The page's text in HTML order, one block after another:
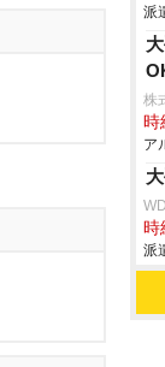
派
株
時
ア
時
派